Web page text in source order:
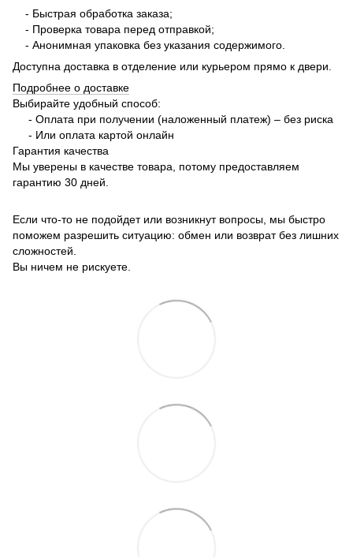
- Быстрая обработка заказа;
- Проверка товара перед отправкой;
- Анонимная упаковка без указания содержимого.
Доступна доставка в отделение или курьером прямо к двери.
Подробнее о доставке
Выбирайте удобный способ:
- Оплата при получении (наложенный платеж) – без риска
- Или оплата картой онлайн
Гарантия качества
Мы уверены в качестве товара, потому предоставляем
гарантию 30 дней.
Если что-то не подойдет или возникнут вопросы, мы быстро
поможем разрешить ситуацию: обмен или возврат без лишних
сложностей.
Вы ничем не рискуете.